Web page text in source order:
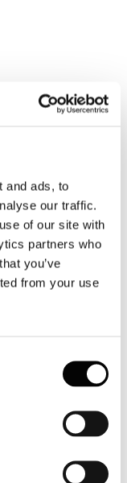
and ads, to
our traffic.
of our site with
partners who
you’ve
from your use
di Bilancio
in materia